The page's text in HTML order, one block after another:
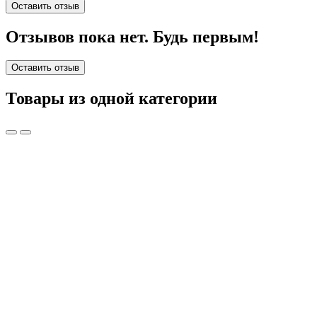
Оставить отзыв
Отзывов пока нет. Будь первым!
Оставить отзыв
Товары из одной категории